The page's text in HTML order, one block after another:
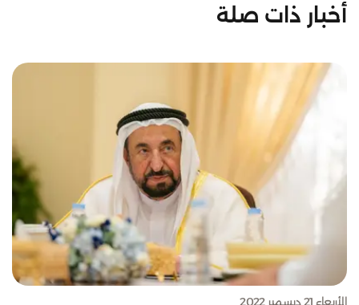
أخبار ذات صلة
الأربعاء 21 ديسمبر 2022